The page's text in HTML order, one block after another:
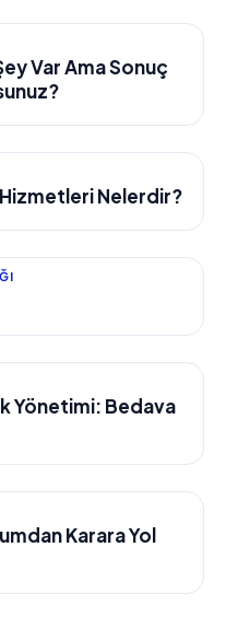
Var Ama Sonuç
Nelerdir?
Yönetimi: Bedava
Karara Yol